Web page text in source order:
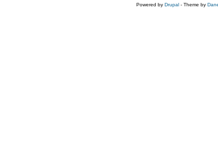
Powered byDrupal - Theme by